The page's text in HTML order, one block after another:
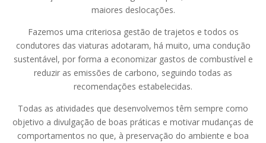
maiores deslocações.
Fazemos uma criteriosa gestão de trajetos e todos os
condutores das viaturas adotaram, há muito, uma condução
sustentável, por forma a economizar gastos de combustível e
reduzir as emissões de carbono, seguindo todas as
recomendações estabelecidas.
Todas as atividades que desenvolvemos têm sempre como
objetivo a divulgação de boas práticas e motivar mudanças de
comportamentos no que, à preservação do ambiente e boa